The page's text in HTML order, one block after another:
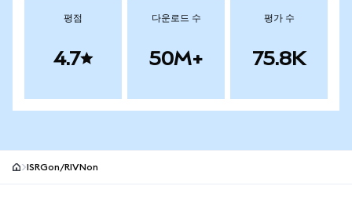
평점
4.7
다운로드 수
50M+
평가 수
75.8K
ISRGon/RIVNon